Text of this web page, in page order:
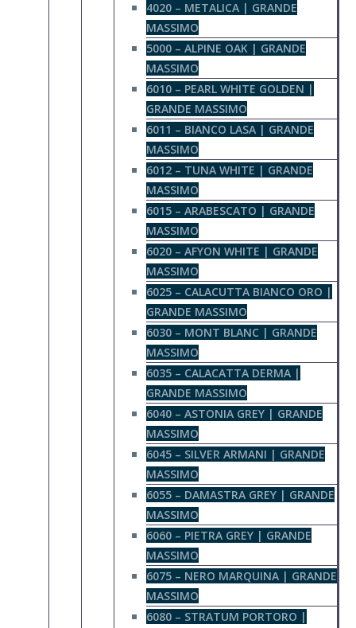
4020 – METALICA | GRANDE
MASSIMO
5000 – ALPINE OAK | GRANDE
MASSIMO
6010 – PEARL WHITE GOLDEN |
GRANDE MASSIMO
6011 – BIANCO LASA | GRANDE
MASSIMO
6012 – TUNA WHITE | GRANDE
MASSIMO
6015 – ARABESCATO | GRANDE
MASSIMO
6020 – AFYON WHITE | GRANDE
MASSIMO
6025 – CALACUTTA BIANCO ORO |
GRANDE MASSIMO
6030 – MONT BLANC | GRANDE
MASSIMO
6035 – CALACATTA DERMA |
GRANDE MASSIMO
6040 – ASTONIA GREY | GRANDE
MASSIMO
6045 – SILVER ARMANI | GRANDE
MASSIMO
6055 – DAMASTRA GREY | GRANDE
MASSIMO
6060 – PIETRA GREY | GRANDE
MASSIMO
6075 – NERO MARQUINA | GRANDE
MASSIMO
6080 – STRATUM PORTORO |